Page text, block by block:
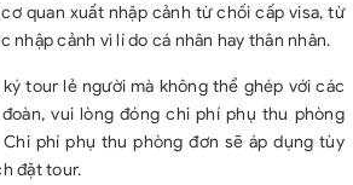
quan xuất nhập cảnh từ chối cấp visa, từ
nhập cảnh vì lí do cá nhân hay thân nhân.
tour lẻ người mà không thể ghép với các
vui lòng đóng chi phí phụ thu phòng
phí phụ thu phòng đơn sẽ áp dụng tùy
đặt tour.